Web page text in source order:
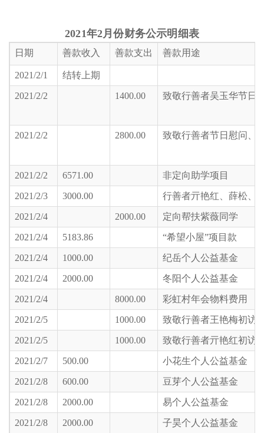
2021年2月份财务公示明细表
日期 善款收入 善款支出 善款用途
2021/2/1 结转上期
2021/2/2 1400.00 致敬行善者吴玉华节日
2021/2/2 2800.00 致敬行善者节日慰问、
2021/2/2 6571.00 非定向助学项目
2021/2/3 3000.00 行善者亓艳红、薛松、
2021/2/4 2000.00 定向帮扶紫薇同学
2021/2/4 5183.86 “希望小屋”项目款
2021/2/4 1000.00 纪岳个人公益基金
2021/2/4 2000.00 冬阳个人公益基金
2021/2/4 8000.00 彩虹村年会物料费用
2021/2/5 1000.00 致敬行善者王艳梅初访
2021/2/5 1000.00 致敬行善者亓艳红初访
2021/2/7 500.00 小花生个人公益基金
2021/2/8 600.00 豆芽个人公益基金
2021/2/8 2000.00 易个人公益基金
2021/2/8 2000.00 子昊个人公益基金